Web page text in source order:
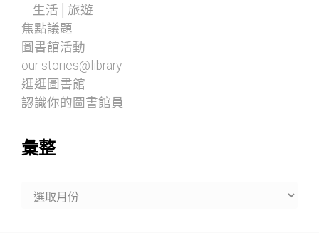
生活│旅遊
焦點議題
圖書館活動
our stories@library
逛逛圖書館
認識你的圖書館員
彙整